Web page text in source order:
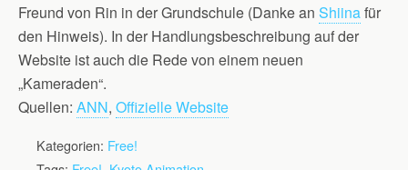
Freund von Rin in der Grundschule (Danke an Shiinafür
den Hinweis). In der Handlungsbeschreibung auf der
Website ist auch die Rede von einem neuen
„Kameraden“.
Quellen: ANN, Offizielle Website
Kategorien: Free!